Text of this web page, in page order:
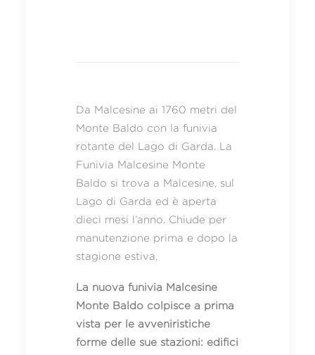
Da Malcesine ai 1760 metri del
Monte Baldo con la funivia
rotante del Lago di Garda. La
Funivia Malcesine Monte
Baldo si trova a Malcesine, sul
Lago di Garda ed è aperta
dieci mesi l’anno. Chiude per
manutenzione prima e dopo la
stagione estiva.
La nuova funivia Malcesine
Monte Baldo colpisce a prima
vista per le avveniristiche
forme delle sue stazioni: edifici